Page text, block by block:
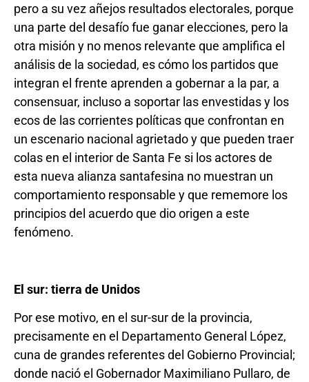
pero a su vez añejos resultados electorales, porque
una parte del desafío fue ganar elecciones, pero la
otra misión y no menos relevante que amplifica el
análisis de la sociedad, es cómo los partidos que
integran el frente aprenden a gobernar a la par, a
consensuar, incluso a soportar las envestidas y los
ecos de las corrientes políticas que confrontan en
un escenario nacional agrietado y que pueden traer
colas en el interior de Santa Fe si los actores de
esta nueva alianza santafesina no muestran un
comportamiento responsable y que rememore los
principios del acuerdo que dio origen a este
fenómeno.
El sur: tierra de Unidos
Por ese motivo, en el sur-sur de la provincia,
precisamente en el Departamento General López,
cuna de grandes referentes del Gobierno Provincial;
donde nació el Gobernador Maximiliano Pullaro, de